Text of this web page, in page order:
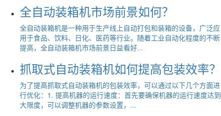
全自动装箱机市场前景如何？
全自动装箱机是一种用于生产线上自动打包和装箱的设备，广泛应
用于食品、饮料、日化、医药等行业。随着工业自动化程度的不断
提高，全自动装箱机市场前景日益看好...
抓取式自动装箱机如何提高包装效率？
为了提高抓取式自动装箱机的包装效率，可以通过以下几个方面进
行优化：1. 提高机器的运行速度：首先要确保机器的运行速度达到
大限度，可以调整机器的参数设置，...